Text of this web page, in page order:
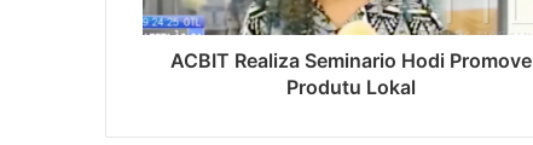
ACBIT Realiza Seminario Hodi Promove
Produtu Lokal